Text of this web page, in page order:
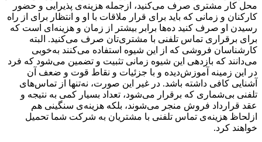
محل کار مشتری صرف می‌کنید، ازجمله هزینه‌ی پذیرایی و حضور
کارکنان و زمانی که باید برای قرار ملاقات با او و انتظار برای از راه
رسیدن او صرف کنید ده‌ها برابر بیشتر از زمان و هزینه‌ای است که
برای برقراری تماس تلفنی با مشتری‌تان صرف می‌کنید. البته
کارشناسان فروشی که از این شیوه استفاده می‌کنند به‌خوبی
می‌دانند که بازدهی این شیوه زمانی تثبیت و تضمین می‌شود که فرد
در این زمینه آموزش‌دیده و با جزئیات و نقاط قوت و ضعف آن
آشنایی کافی داشته باشد. در غیر این صورت، نه‌تنها از تماس‌های
تلفنی بی‌شماری که برقرار می‌شود، تعداد بسیار کمی به نتیجه و
عقد قرارداد فروش منجر می‌شوند، بلکه هزینه‌ی سنگینی هم
ازلحاظ هزینه‌ی تماس تلفنی با مشتریان به شرکت شما تحمیل
خواهند کرد.